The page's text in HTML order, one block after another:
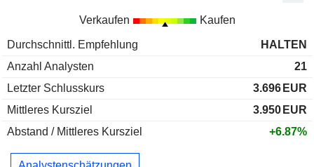
Verkaufen Kaufen
Durchschnittl. Empfehlung
HALTEN
Anzahl Analysten
21
Letzter Schlusskurs
3.696 EUR
Mittleres Kursziel
3.950 EUR
Abstand / Mittleres Kursziel
+6.87%